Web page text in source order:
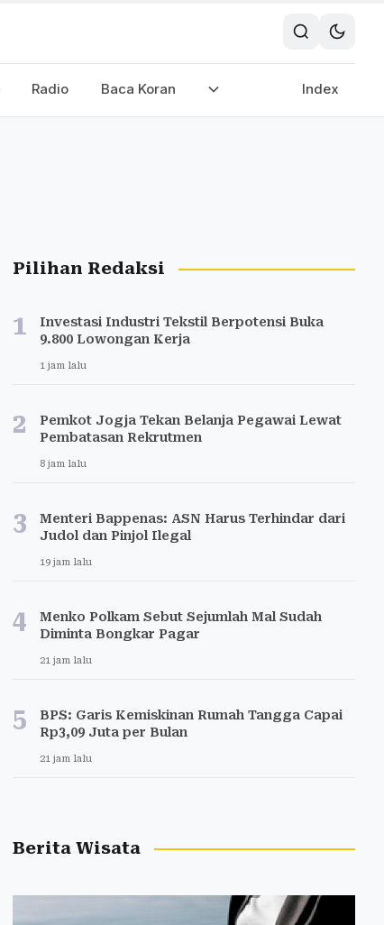
Radio Baca Koran Index
Pilihan Redaksi
1
Investasi Industri Tekstil Berpotensi Buka
9.800 Lowongan Kerja
1 jam lalu
2
Pemkot Jogja Tekan Belanja Pegawai Lewat
Pembatasan Rekrutmen
8 jam lalu
3
Menteri Bappenas: ASN Harus Terhindar dari
Judol dan Pinjol Ilegal
19 jam lalu
4
Menko Polkam Sebut Sejumlah Mal Sudah
Diminta Bongkar Pagar
21 jam lalu
5
BPS: Garis Kemiskinan Rumah Tangga Capai
Rp3,09 Juta per Bulan
21 jam lalu
Berita Wisata